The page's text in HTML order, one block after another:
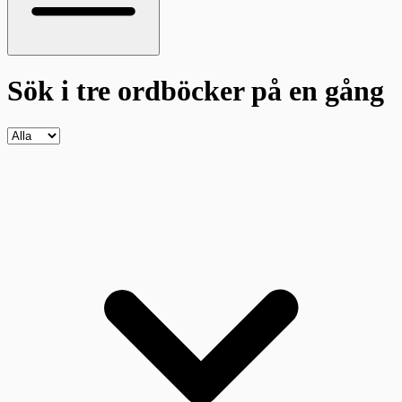
Sök i tre ordböckerpå en gång